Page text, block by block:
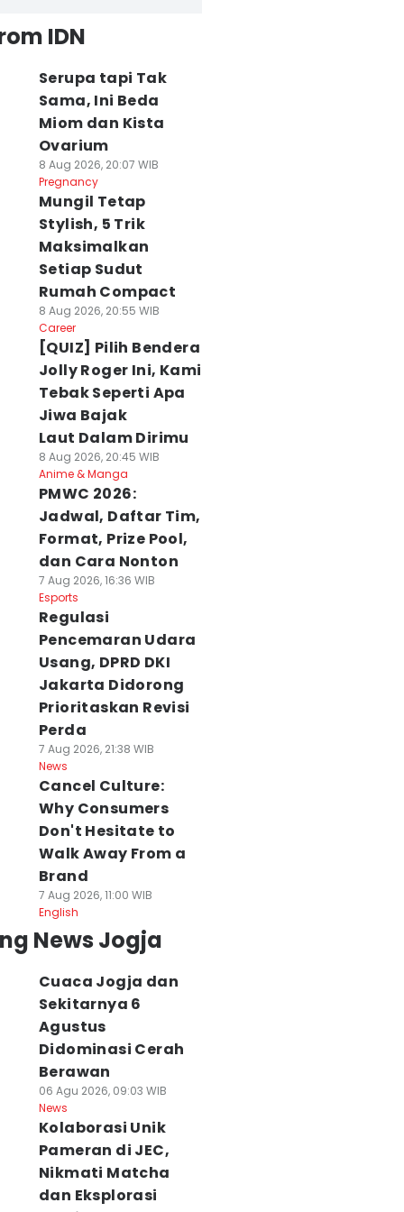
IDN
Serupa tapi Tak
Sama, Ini Beda
Miom dan Kista
Ovarium
8 Aug 2026, 20:07 WIB
Pregnancy
Mungil Tetap
Stylish, 5 Trik
Maksimalkan
Setiap Sudut
Rumah Compact
8 Aug 2026, 20:55 WIB
Career
[QUIZ] Pilih Bendera
Jolly Roger Ini, Kami
Tebak Seperti Apa
Jiwa Bajak
Laut Dalam Dirimu
8 Aug 2026, 20:45 WIB
Anime & Manga
PMWC 2026:
Jadwal, Daftar Tim,
Format, Prize Pool,
dan Cara Nonton
7 Aug 2026, 16:36 WIB
Esports
Regulasi
Pencemaran Udara
Usang, DPRD DKI
Jakarta Didorong
Prioritaskan Revisi
Perda
7 Aug 2026, 21:38 WIB
News
Cancel Culture:
Why Consumers
Don't Hesitate to
Walk Away From a
Brand
7 Aug 2026, 11:00 WIB
English
News Jogja
Cuaca Jogja dan
Sekitarnya 6
Agustus
Didominasi Cerah
Berawan
06 Agu 2026, 09:03 WIB
News
Kolaborasi Unik
Pameran di JEC,
Nikmati Matcha
dan Eksplorasi